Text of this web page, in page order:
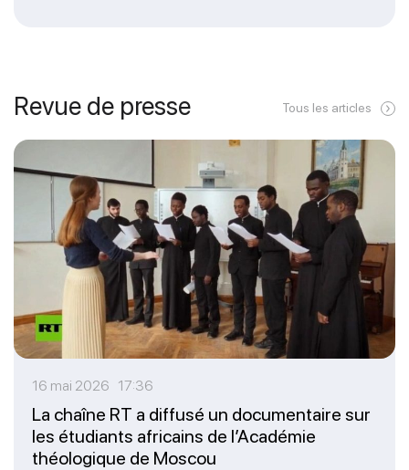
Revue de presse Tous les articles
16 mai 2026 17:36
La chaîne RT a diffusé un documentaire sur
les étudiants africains de l’Académie
théologique de Moscou